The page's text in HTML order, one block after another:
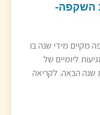
השקפה-
מקיים מידי שנה בו
ליומיים של
שנה הבאה. לקריאה